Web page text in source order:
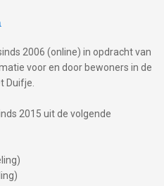
2006 (online) in opdracht van
voor en door bewoners in de
Duifje.
2015 uit de volgende